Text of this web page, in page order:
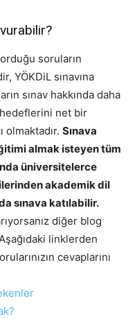
soruların
YÖKDiL sınavına
sınav hakkında daha
net bir
olmaktadır. Sınava
almak isteyen tüm
üniversitelerce
akademik dil
sınava katılabilir.
diğer blog
linklerden
cevaplarını